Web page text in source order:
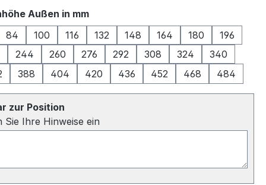
Außen in mmauswählen
84
100 116 132 148 164 180
196
244
260 276 292 308 324
340
388 404 420 436 452 468 484
zur Position
Sie Ihre Hinweise ein